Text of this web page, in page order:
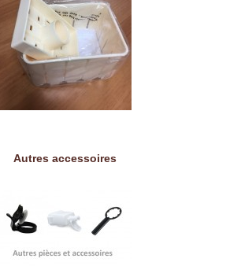
Autres accessoires